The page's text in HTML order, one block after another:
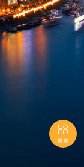

菜单